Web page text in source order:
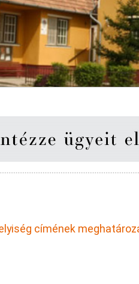
címének